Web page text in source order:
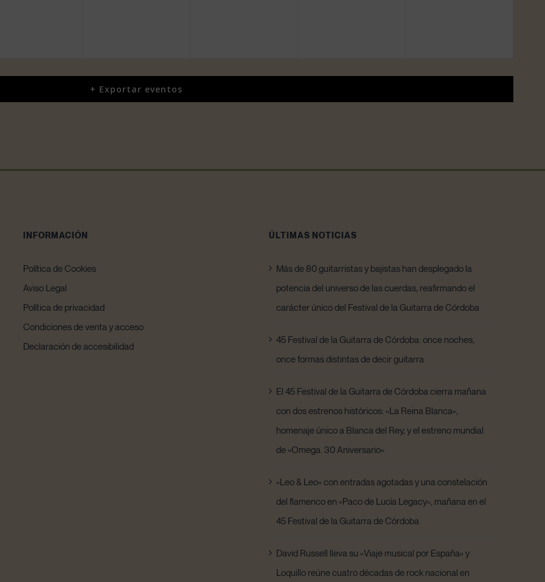
+ Exportar eventos
INFORMACIÓN
Política de Cookies
Aviso Legal
Política de privacidad
Condiciones de venta y acceso
Declaración de accesibilidad
ÚLTIMAS NOTICIAS
Más de 80 guitarristas y bajistas han desplegado la
potencia del universo de las cuerdas, reafirmando el
carácter único del Festival de la Guitarra de Córdoba
45 Festival de la Guitarra de Córdoba: once noches,
once formas distintas de decir guitarra
El 45 Festival de la Guitarra de Córdoba cierra mañana
con dos estrenos históricos: «La Reina Blanca»,
homenaje único a Blanca del Rey, y el estreno mundial
de «Omega. 30 Aniversario»
«Leo & Leo» con entradas agotadas y una constelación
del flamenco en «Paco de Lucía Legacy», mañana en el
45 Festival de la Guitarra de Córdoba
David Russell lleva su «Viaje musical por España» y
Loquillo reúne cuatro décadas de rock nacional en